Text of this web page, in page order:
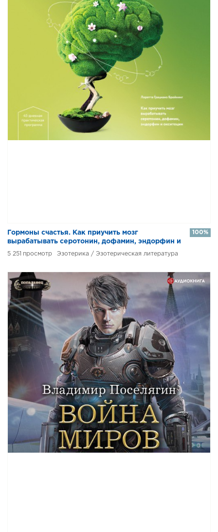
​​Гормоны счастья. Как приучить мозг
вырабатывать серотонин, дофамин, эндорфин и
окситоцин
5 251 Эзотерика / Эзотерическая литература
100%